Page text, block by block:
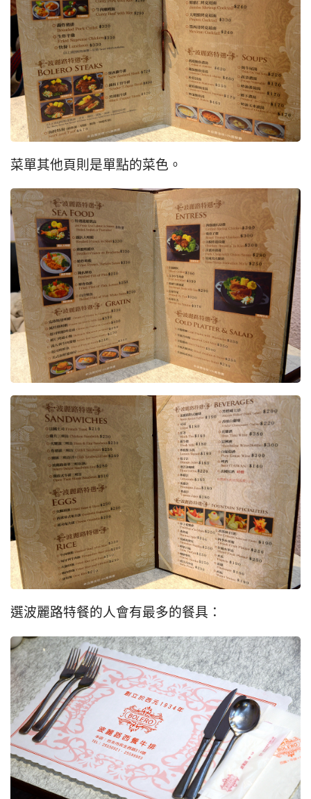
菜單其他頁則是單點的菜色。
選波麗路特餐的人會有最多的餐具：